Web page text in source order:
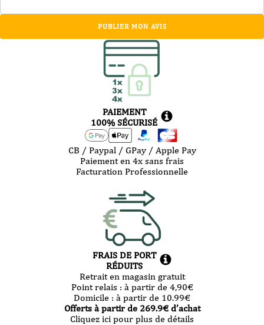
PUBLIER MON AVIS
PAIEMENT
100% SÉCURISÉ
CB / Paypal / GPay / Apple Pay
Paiement en 4x sans frais
Facturation Professionnelle
FRAIS DE PORT
RÉDUITS
Retrait en magasin gratuit
Point relais : à partir de 4,90€
Domicile : à partir de 10.99€
Offerts à partir de 269.9€ d’achat
Cliquez ici pour plus de détails